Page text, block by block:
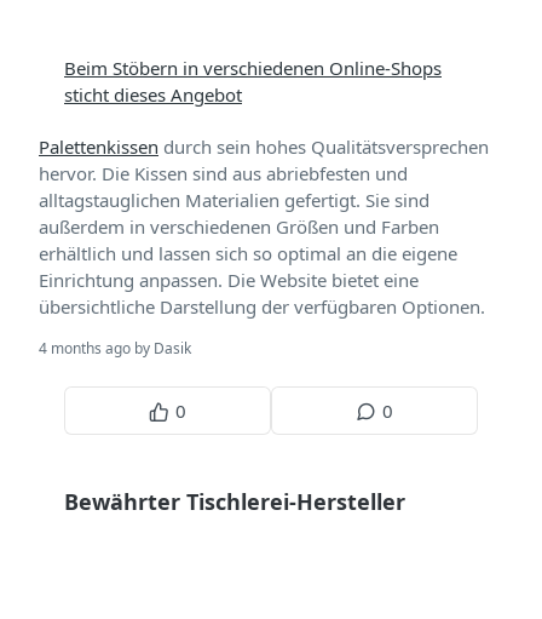
Beim Stöbern in verschiedenen Online-Shops
sticht dieses Angebot
Palettenkissen durch sein hohes Qualitätsversprechen
hervor. Die Kissen sind aus abriebfesten und
alltagstauglichen Materialien gefertigt. Sie sind
außerdem in verschiedenen Größen und Farben
erhältlich und lassen sich so optimal an die eigene
Einrichtung anpassen. Die Website bietet eine
übersichtliche Darstellung der verfügbaren Optionen.
4 months ago by Dasik
0 0
Bewährter Tischlerei-Hersteller